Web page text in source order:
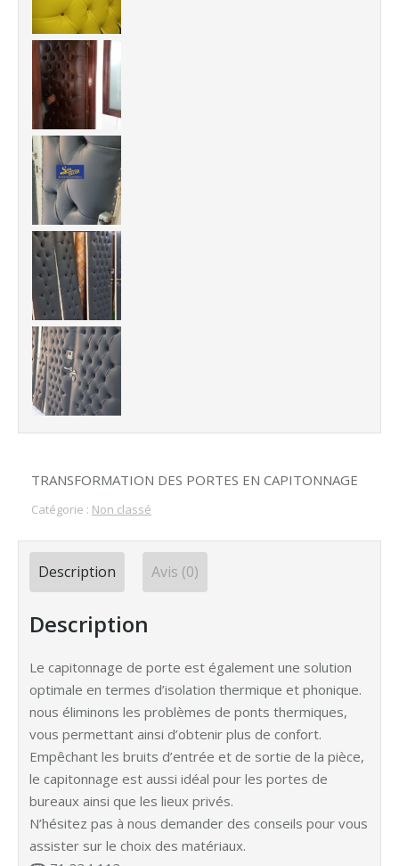
TRANSFORMATION DES PORTES EN CAPITONNAGE
Catégorie : Non classé
Description Avis (0)
Description
Le capitonnage de porte est également une solution
optimale en termes d’isolation thermique et phonique.
nous éliminons les problèmes de ponts thermiques,
vous permettant ainsi d’obtenir plus de confort.
Empêchant les bruits d’entrée et de sortie de la pièce,
le capitonnage est aussi idéal pour les portes de
bureaux ainsi que les lieux privés.
N’hésitez pas à nous demander des conseils pour vous
assister sur le choix des matériaux.